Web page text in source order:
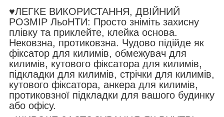
♥ЛЕГКЕ ВИКОРИСТАННЯ, ДВІЙНИЙ
РОЗМІР ЛьоНТИ: Просто зніміть захисну
плівку та приклейте, клейка основа.
Нековзна, протиковзна. Чудово підійде як
фіксатор для килимів, обмежувач для
килимів, кутового фіксатора для килимів,
підкладки для килимів, стрічки для килимів,
кутового фіксатора, анкера для килимів,
протиковзної підкладки для вашого будинку
або офісу.